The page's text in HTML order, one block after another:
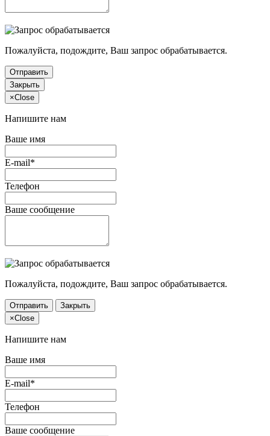
Пожалуйста, подождите, Ваш запрос обрабатывается.
Отправить
Закрыть
×Close
Напишите нам
Ваше имя
E-mail*
Телефон
Ваше сообщение
Пожалуйста, подождите, Ваш запрос обрабатывается.
Отправить
Закрыть
×Close
Напишите нам
Ваше имя
E-mail*
Телефон
Ваше сообщение